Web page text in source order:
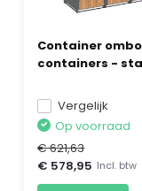
Container
containers -
Vergelijk
Op voorraad
€ 621,63
€ 578,95 Incl. btw